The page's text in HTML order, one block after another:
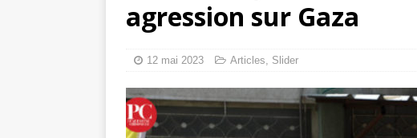
toxiques[ 3 août 2026 ]
Capituler ou mourir : le «
agression sur Gaza
12 mai 2023 Articles, Slider